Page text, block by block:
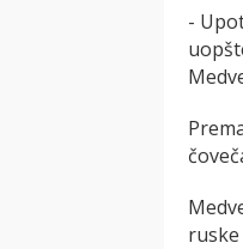
-